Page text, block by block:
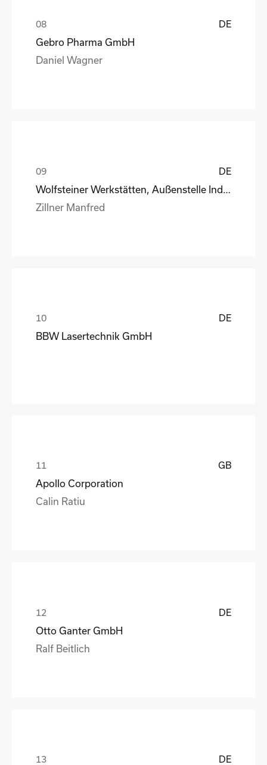
DE
Gebro Pharma GmbH
Daniel Wagner
DE
Zillner Manfred
DE
BBW Lasertechnik GmbH
GB
Apollo Corporation
Calin Ratiu
DE
Otto Ganter GmbH
Ralf Beitlich
DE